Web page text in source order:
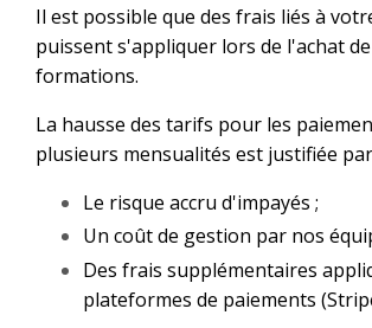
Il est possible que des frais liés à
puissent s'appliquer lors de l'achat
formations.
La hausse des tarifs pour les
plusieurs mensualités est justifiée
Le risque accru d'impayés ;
Un coût de gestion par nos
Des frais supplémentaires
plateformes de paiements